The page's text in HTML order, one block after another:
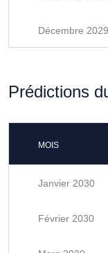
Décembre 2029
Prédictions
MOIS
Janvier 2030
Février 2030